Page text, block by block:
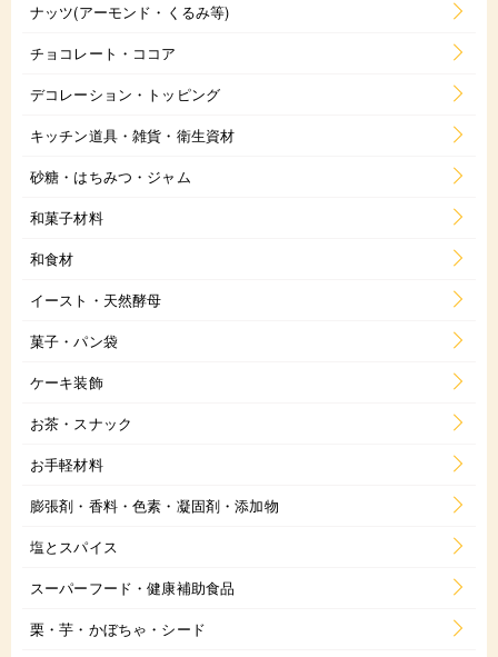
ナッツ(アーモンド・くるみ等)
チョコレート・ココア
デコレーション・トッピング
キッチン道具・雑貨・衛生資材
砂糖・はちみつ・ジャム
和菓子材料
和食材
イースト・天然酵母
菓子・パン袋
ケーキ装飾
お茶・スナック
お手軽材料
膨張剤・香料・色素・凝固剤・添加物
塩とスパイス
スーパーフード・健康補助食品
栗・芋・かぼちゃ・シード